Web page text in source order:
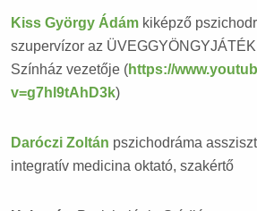
Kiss György Ádám kiképző
szupervízor az
Színház vezetője (https://
v=g7hl9tAhD3k)
Daróczi Zoltán pszichodráma
integratív medicina oktató, szakértő